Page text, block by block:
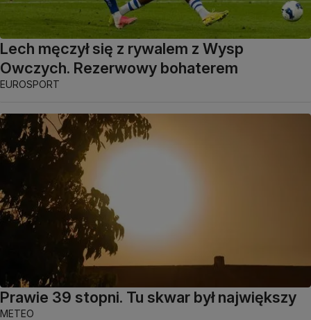
Lech męczył się z rywalem z Wysp
Owczych. Rezerwowy bohaterem
EUROSPORT
Prawie 39 stopni. Tu skwar był największy
METEO